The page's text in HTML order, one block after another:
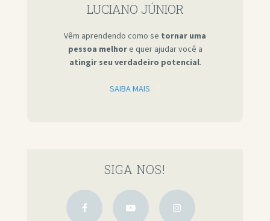
LUCIANO JÚNIOR
Vêm aprendendo como se tornar uma
pessoa melhore quer ajudar você a
atingir seu verdadeiro potencial.
SAIBA MAIS
SIGA NOS!